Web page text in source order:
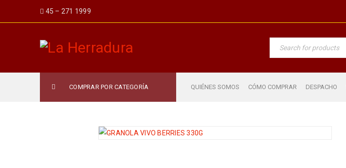
45 – 271 1999
COMPRAR POR CATEGORÍA QUIÉNES SOMOS CÓMO COMPRAR DESPACHO